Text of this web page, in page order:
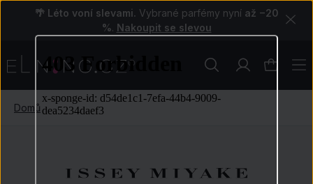
🌴 Léto voní slevami. Vybrané parfémy nyní až −20
%. Nakoupit se slevou
Domů